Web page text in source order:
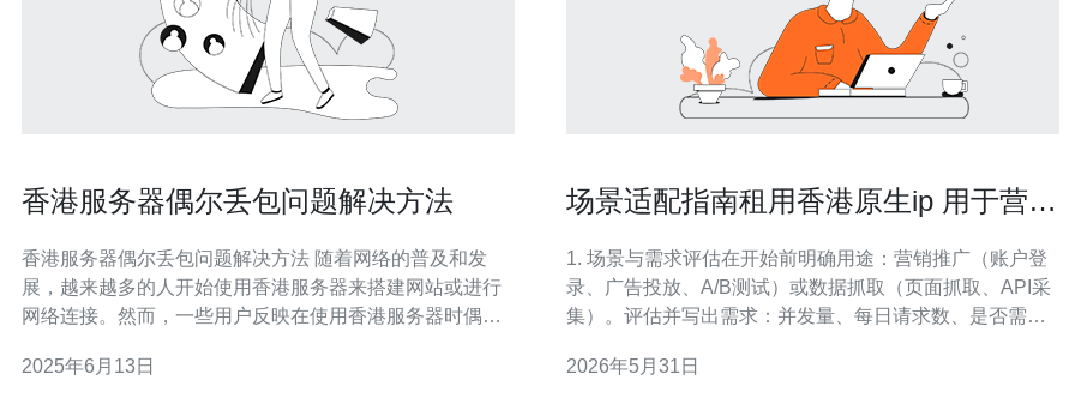
香港服务器偶尔丢包问题解决方法
香港服务器偶尔丢包问题解决方法 随着网络的普及和发
展，越来越多的人开始使用香港服务器来搭建网站或进行
网络连接。然而，一些用户反映在使用香港服务器时偶尔
解决这个问题的方法。 首先，用户可以检查自己的网络设
2025年6月13日
场景适配指南租用香港原生ip 用于营销
1. 场景与需求评估在开始前明确用途：营销推广（账户登
录、广告投放、A/B测试）或数据抓取（页面抓取、API采
集）。评估并写出需求：并发量、每日请求数、是否需要
口）。这些决定带宽、并发端口数与认证方式。 2. 选择IP
2026年5月31日